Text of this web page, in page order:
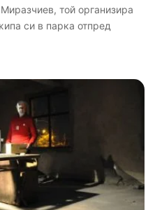
той организира
си в парка отпред